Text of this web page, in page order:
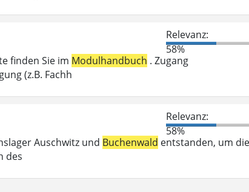
Relevanz:
58%
finden Sie im Modulhandbuch . Zugang
(z.B. Fachh
Relevanz:
58%
Auschwitz und Buchenwald entstanden, um die
des